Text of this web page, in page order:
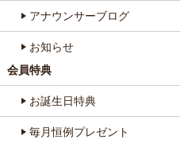
アナウンサーブログ
お知らせ
会員特典
お誕生日特典
毎月恒例プレゼント